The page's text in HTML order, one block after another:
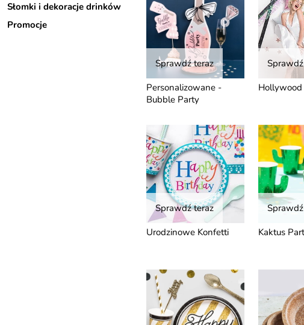
Sprawdź teraz
Personalizowane -
Bubble Party
Sprawdź teraz
Urodzinowe Konfetti
Kaktus
Słomki i dekoracje drinków
Promocje